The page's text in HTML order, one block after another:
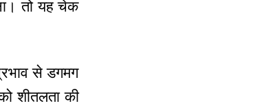
तो यह चेक
से डगमग
शीतलता की